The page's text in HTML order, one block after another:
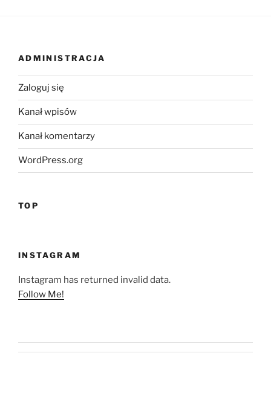
ADMINISTRACJA
Zaloguj się
Kanał wpisów
Kanał komentarzy
WordPress.org
TOP
INSTAGRAM
Instagram has returned invalid data.
Follow Me!